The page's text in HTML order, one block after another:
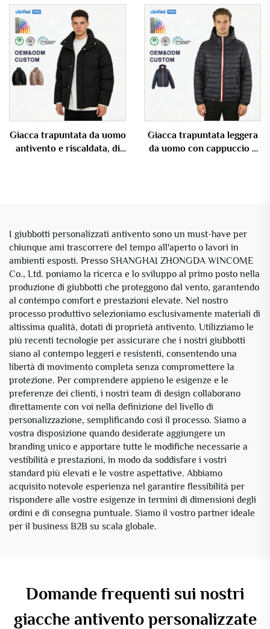
personalizzabile con logo
su misura
rigido, personalizzabile in
grandi quantità con logo su
misura
Giacca trapuntata da uomo
antivento e riscaldata, di
Giacca trapuntata leggera
da uomo con cappuccio e
I giubbotti personalizzati antivento sono un must-have per
chiunque ami trascorrere del tempo all'aperto o lavori in
ambienti esposti. Presso SHANGHAI ZHONGDA WINCOME
Co., Ltd. poniamo la ricerca e lo sviluppo al primo posto nella
produzione di giubbotti che proteggono dal vento, garantendo
al contempo comfort e prestazioni elevate. Nel nostro
processo produttivo selezioniamo esclusivamente materiali di
altissima qualità, dotati di proprietà antivento. Utilizziamo le
più recenti tecnologie per assicurare che i nostri giubbotti
siano al contempo leggeri e resistenti, consentendo una
libertà di movimento completa senza compromettere la
protezione. Per comprendere appieno le esigenze e le
preferenze dei clienti, i nostri team di design collaborano
direttamente con voi nella definizione del livello di
personalizzazione, semplificando così il processo. Siamo a
vostra disposizione quando desiderate aggiungere un
branding unico e apportare tutte le modifiche necessarie a
vestibilità e prestazioni, in modo da soddisfare i vostri
standard più elevati e le vostre aspettative. Abbiamo
acquisito notevole esperienza nel garantire flessibilità per
rispondere alle vostre esigenze in termini di dimensioni degli
ordini e di consegna puntuale. Siamo il vostro partner ideale
per il business B2B su scala globale.
Domande frequenti sui nostri
giacche antivento personalizzate